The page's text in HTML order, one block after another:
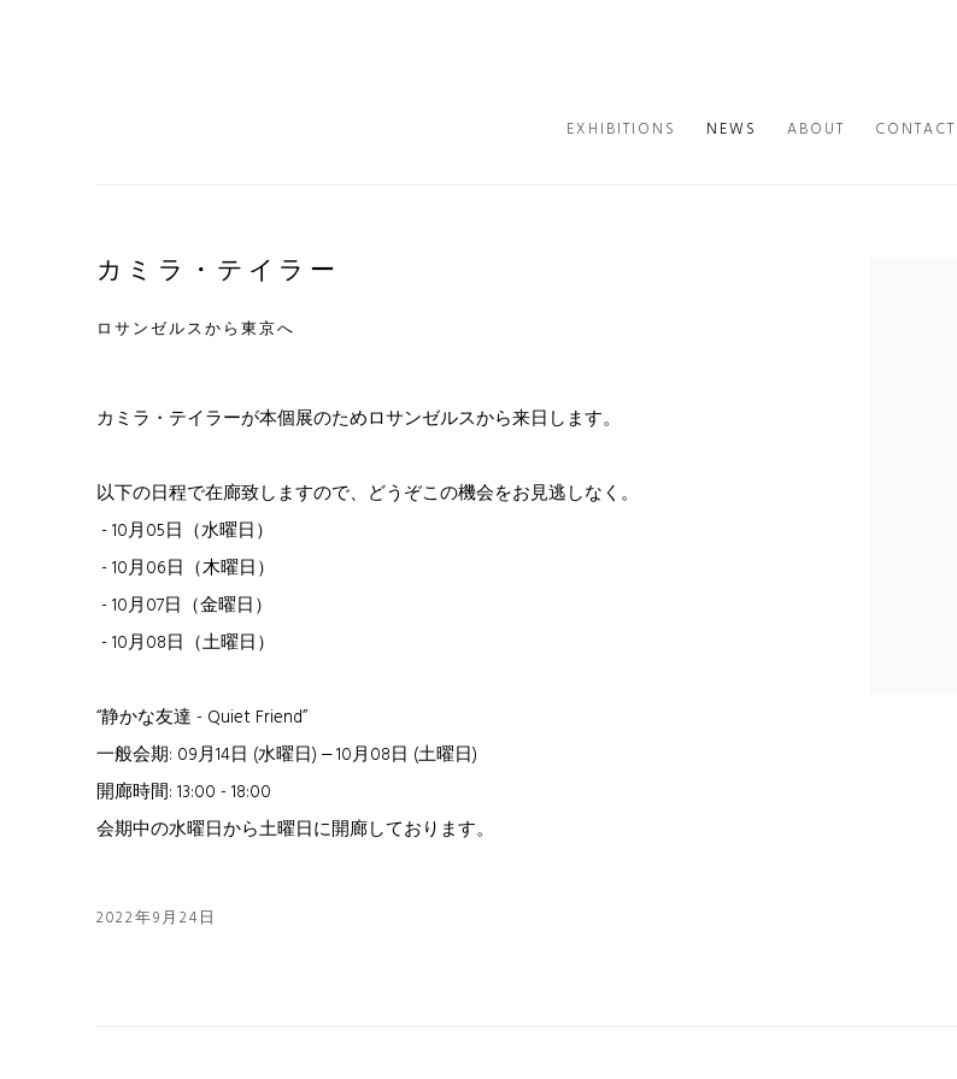
EXHIBITIONS NEWS ABOUT CONTACT
カミラ・テイラー
ロサンゼルスから東京へ
カミラ・テイラーが本個展のためロサンゼルスから来日します。
以下の日程で在廊致しますので、どうぞこの機会をお見逃しなく。
- 10月05日（水曜日）
- 10月06日（木曜日）
- 10月07日（金曜日）
- 10月08日（土曜日）
“静かな友達 - Quiet Friend”
一般会期: 09月14日 (水曜日) ‒ 10月08日 (土曜日)
開廊時間: 13:00 - 18:00
会期中の水曜日から土曜日に開廊しております。
2022年9月24日